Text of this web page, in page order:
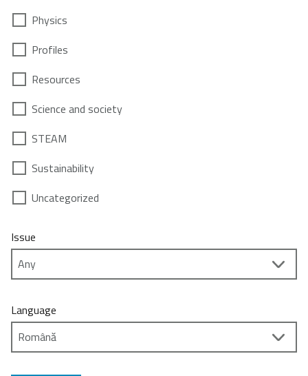
Physics
Profiles
Resources
Science and society
STEAM
Sustainability
Uncategorized
Issue
Language